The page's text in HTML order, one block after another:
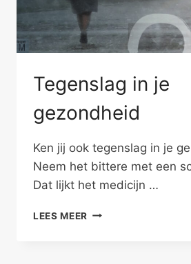
Tegenslag in je
gezondheid
Ken jij ook tegenslag in je
Neem het bittere met een
Dat lijkt het medicijn …
LEES MEER TEGENSLAG